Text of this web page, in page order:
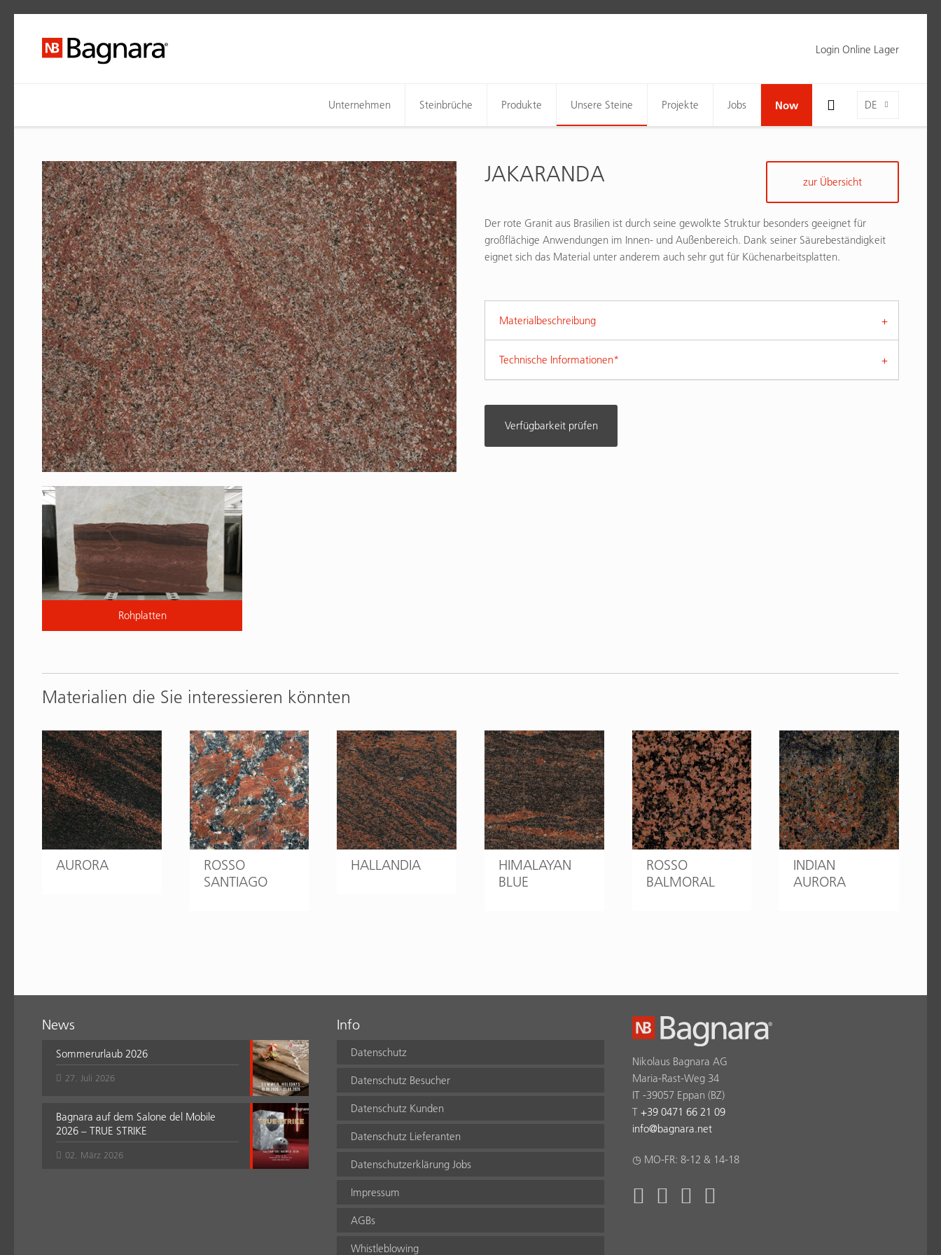
Login Online Lager
DE
Toggle Search Bar Visibility For Wide Screens
Unternehmen
Steinbrüche Produkte Unsere Steine Projekte Jobs Now
Rohplatten
JAKARANDA
Der rote Granit aus Brasilien ist durch seine gewolkte Struktur besonders geeignet für
großflächige Anwendungen im Innen- und Außenbereich. Dank seiner Säurebeständigkeit
eignet sich das Material unter anderem auch sehr gut für Küchenarbeitsplatten.
zur Übersicht
Materialbeschreibung
Technische Informationen*
Verfügbarkeit prüfen
Materialien die Sie interessieren könnten
AURORA
ROSSO
SANTIAGO
HALLANDIA
HIMALAYAN
BLUE
ROSSO
BALMORAL
INDIAN
AURORA
News
Sommerurlaub 2026
27. Juli 2026
Bagnara auf dem Salone del Mobile
2026 – TRUE STRIKE
02. März 2026
Info
Datenschutz
Datenschutz Besucher
Datenschutz Kunden
Datenschutz Lieferanten
Datenschutzerklärung Jobs
Impressum
AGBs
Whistleblowing
Nikolaus Bagnara AG
Maria-Rast-Weg 34
IT -39057 Eppan (BZ)
T +39 0471 66 21 09
info@bagnara.net
◷ MO-FR: 8-12 & 14-18